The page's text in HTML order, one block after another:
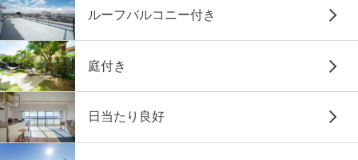
ルーフバルコニー付き
庭付き
日当たり良好